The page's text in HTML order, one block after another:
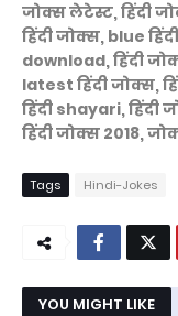
जोक्स लेटेस्ट, हिंदी
हिंदी जोक्स, blue
download, हिंदी
latest हिंदी जोक्स,
हिंदी shayari, हिंदी
हिंदी जोक्स 2018,
Tags Hindi-Jokes
YOU MIGHT LIKE